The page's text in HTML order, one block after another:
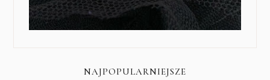
NAJPOPULARNIEJSZE